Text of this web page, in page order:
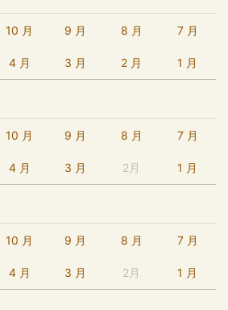
10 月 9 月 8 月 7 月
4 月 3 月 2 月 1 月
10 月 9 月 8 月 7 月
4 月 3 月 2月 1 月
10 月 9 月 8 月 7 月
4 月 3 月 2月 1 月